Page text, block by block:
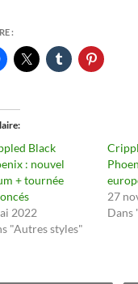
:
Black
: nouvel
+ tournée
2022
"Autres styles"
27
Dans